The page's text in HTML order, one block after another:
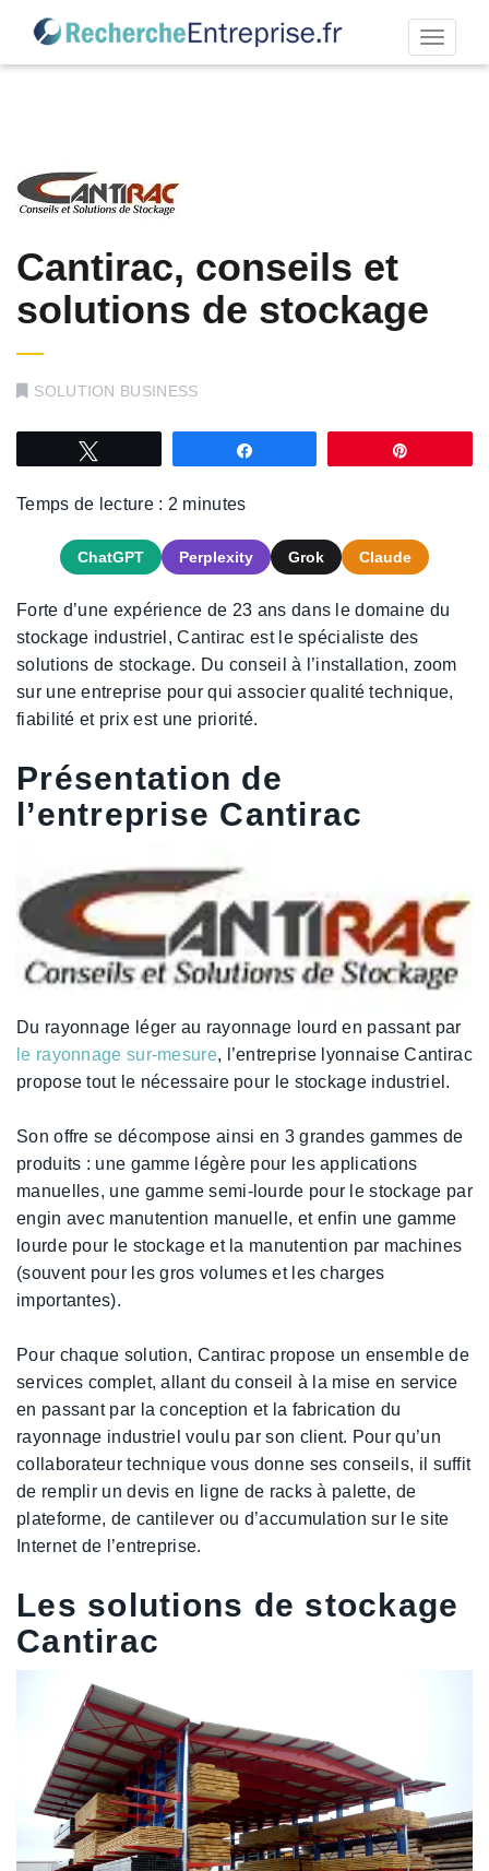
la
Cantirac, conseils et
solutions de stockage
SOLUTION BUSINESS
Temps de lecture : 2 minutes
ChatGPT Perplexity Grok Claude
Forte d’une expérience de 23 ans dans le domaine du
stockage industriel, Cantirac est le spécialiste des
solutions de stockage. Du conseil à l’installation, zoom
sur une entreprise pour qui associer qualité technique,
fiabilité et prix est une priorité.
Présentation de
l’entreprise Cantirac
Du rayonnage léger au rayonnage lourd en passant par
le rayonnage sur-mesure, l’entreprise lyonnaise Cantirac
propose tout le nécessaire pour le stockage industriel.
Son offre se décompose ainsi en 3 grandes gammes de
produits : une gamme légère pour les applications
manuelles, une gamme semi-lourde pour le stockage par
engin avec manutention manuelle, et enfin une gamme
lourde pour le stockage et la manutention par machines
(souvent pour les gros volumes et les charges
importantes).
Pour chaque solution, Cantirac propose un ensemble de
services complet, allant du conseil à la mise en service
en passant par la conception et la fabrication du
rayonnage industriel voulu par son client. Pour qu’un
collaborateur technique vous donne ses conseils, il suffit
de remplir un devis en ligne de racks à palette, de
plateforme, de cantilever ou d’accumulation sur le site
Internet de l’entreprise.
Les solutions de stockage
Cantirac